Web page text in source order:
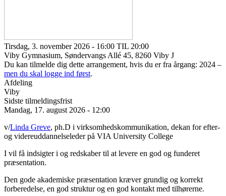
Tirsdag, 3. november 2026 - 16:00 TIL 20:00
Viby Gymnasium, Søndervangs Allé 45, 8260 Viby J
Du kan tilmelde dig dette arrangement, hvis du er fra årgang: 2024 –
men du skal logge ind først.
Afdeling
Viby
Sidste tilmeldingsfrist
Mandag, 17. august 2026 - 12:00
v/Linda Greve, ph.D i virksomhedskommunikation, dekan for efter-
og videreuddannelseleder på VIA University College
I vil få indsigter i og redskaber til at levere en god og funderet
præsentation.
Den gode akademiske præsentation kræver grundig og korrekt
forberedelse, en god struktur og en god kontakt med tilhørerne.